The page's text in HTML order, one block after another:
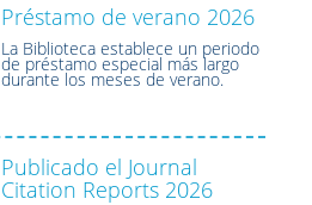
Préstamo de verano 2026
La Biblioteca establece un periodo
de préstamo especial más largo
durante los meses de verano.
Publicado el Journal
Citation Reports 2026